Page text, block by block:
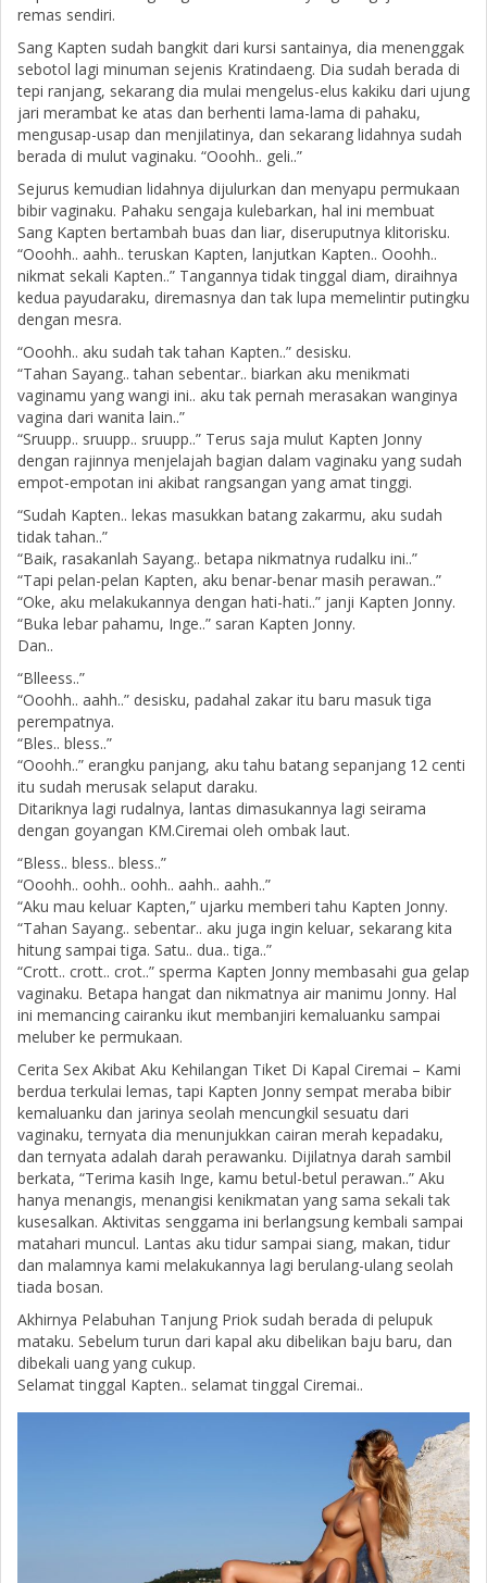
remas sendiri.
Sang Kapten sudah bangkit dari kursi santainya, dia menenggak
sebotol lagi minuman sejenis Kratindaeng. Dia sudah berada di
tepi ranjang, sekarang dia mulai mengelus-elus kakiku dari ujung
jari merambat ke atas dan berhenti lama-lama di pahaku,
mengusap-usap dan menjilatinya, dan sekarang lidahnya sudah
berada di mulut vaginaku. “Ooohh.. geli..”
Sejurus kemudian lidahnya dijulurkan dan menyapu permukaan
bibir vaginaku. Pahaku sengaja kulebarkan, hal ini membuat
Sang Kapten bertambah buas dan liar, diseruputnya klitorisku.
“Ooohh.. aahh.. teruskan Kapten, lanjutkan Kapten.. Ooohh..
nikmat sekali Kapten..” Tangannya tidak tinggal diam, diraihnya
kedua payudaraku, diremasnya dan tak lupa memelintir putingku
dengan mesra.
“Ooohh.. aku sudah tak tahan Kapten..” desisku.
“Tahan Sayang.. tahan sebentar.. biarkan aku menikmati
vaginamu yang wangi ini.. aku tak pernah merasakan wanginya
vagina dari wanita lain..”
“Sruupp.. sruupp.. sruupp..” Terus saja mulut Kapten Jonny
dengan rajinnya menjelajah bagian dalam vaginaku yang sudah
empot-empotan ini akibat rangsangan yang amat tinggi.
“Sudah Kapten.. lekas masukkan batang zakarmu, aku sudah
tidak tahan..”
“Baik, rasakanlah Sayang.. betapa nikmatnya rudalku ini..”
“Tapi pelan-pelan Kapten, aku benar-benar masih perawan..”
“Oke, aku melakukannya dengan hati-hati..” janji Kapten Jonny.
“Buka lebar pahamu, Inge..” saran Kapten Jonny.
Dan..
“Blleess..”
“Ooohh.. aahh..” desisku, padahal zakar itu baru masuk tiga
perempatnya.
“Bles.. bless..”
“Ooohh..” erangku panjang, aku tahu batang sepanjang 12 centi
itu sudah merusak selaput daraku.
Ditariknya lagi rudalnya, lantas dimasukannya lagi seirama
dengan goyangan KM.Ciremai oleh ombak laut.
“Bless.. bless.. bless..”
“Ooohh.. oohh.. oohh.. aahh.. aahh..”
“Aku mau keluar Kapten,” ujarku memberi tahu Kapten Jonny.
“Tahan Sayang.. sebentar.. aku juga ingin keluar, sekarang kita
hitung sampai tiga. Satu.. dua.. tiga..”
“Crott.. crott.. crot..” sperma Kapten Jonny membasahi gua gelap
vaginaku. Betapa hangat dan nikmatnya air manimu Jonny. Hal
ini memancing cairanku ikut membanjiri kemaluanku sampai
meluber ke permukaan.
Cerita Sex Akibat Aku Kehilangan Tiket Di Kapal Ciremai – Kami
berdua terkulai lemas, tapi Kapten Jonny sempat meraba bibir
kemaluanku dan jarinya seolah mencungkil sesuatu dari
vaginaku, ternyata dia menunjukkan cairan merah kepadaku,
dan ternyata adalah darah perawanku. Dijilatnya darah sambil
berkata, “Terima kasih Inge, kamu betul-betul perawan..” Aku
hanya menangis, menangisi kenikmatan yang sama sekali tak
kusesalkan. Aktivitas senggama ini berlangsung kembali sampai
matahari muncul. Lantas aku tidur sampai siang, makan, tidur
dan malamnya kami melakukannya lagi berulang-ulang seolah
tiada bosan.
Akhirnya Pelabuhan Tanjung Priok sudah berada di pelupuk
mataku. Sebelum turun dari kapal aku dibelikan baju baru, dan
dibekali uang yang cukup.
Selamat tinggal Kapten.. selamat tinggal Ciremai..